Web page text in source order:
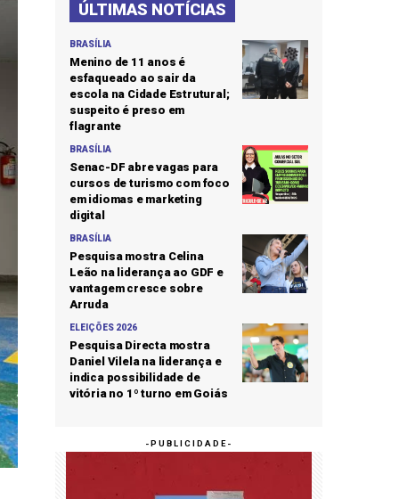
ÚLTIMAS NOTÍCIAS
BRASÍLIA
Menino de 11 anos é
esfaqueado ao sair da
escola na Cidade Estrutural;
suspeito é preso em
flagrante
BRASÍLIA
Senac-DF abre vagas para
cursos de turismo com foco
em idiomas e marketing
digital
BRASÍLIA
Pesquisa mostra Celina
Leão na liderança ao GDF e
vantagem cresce sobre
Arruda
ELEIÇÕES 2026
Pesquisa Directa mostra
Daniel Vilela na liderança e
indica possibilidade de
vitória no 1º turno em Goiás